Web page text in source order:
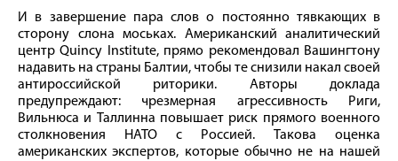
И в завершение пара слов о постоянно тявкающих в
сторону слона моськах. Американский аналитический
центр Quincy Institute, прямо рекомендовал Вашингтону
надавить на страны Балтии, чтобы те снизили накал своей
антироссийской риторики. Авторы доклада
предупреждают: чрезмерная агрессивность Риги,
Вильнюса и Таллинна повышает риск прямого военного
столкновения НАТО с Россией. Такова оценка
американских экспертов, которые обычно не на нашей